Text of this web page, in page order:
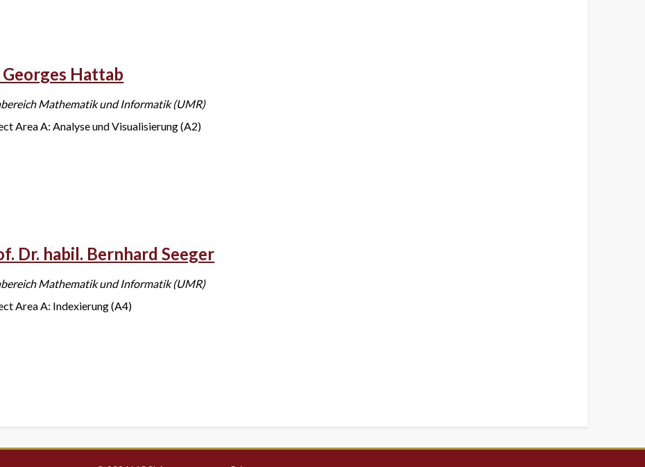
Georges Hattab
Mathematik und Informatik (UMR)
Area A: Analyse und Visualisierung (A2)
Dr. habil. Bernhard Seeger
Mathematik und Informatik (UMR)
Area A: Indexierung (A4)